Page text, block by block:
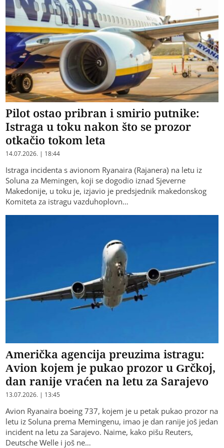
Pilot ostao pribran i smirio putnike:
Istraga u toku nakon što se prozor
otkačio tokom leta
14.07.2026. | 18:44
Istraga incidenta s avionom Ryanaira (Rajanera) na letu iz
Soluna za Memingen, koji se dogodio iznad Sjeverne
Makedonije, u toku je, izjavio je predsjednik makedonskog
Komiteta za istragu vazduhoplovn…
Američka agencija preuzima istragu:
Avion kojem je pukao prozor u Grčkoj,
dan ranije vraćen na letu za Sarajevo
13.07.2026. | 13:45
Avion Ryanaira boeing 737, kojem je u petak pukao prozor na
letu iz Soluna prema Memingenu, imao je dan ranije još jedan
incident na letu za Sarajevo. Naime, kako pišu Reuters,
Deutsche Welle i još ne…